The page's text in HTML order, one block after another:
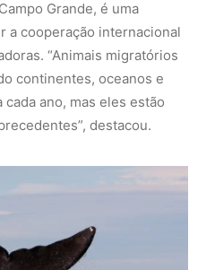
climática à vida selvagem
ao funcionamento de